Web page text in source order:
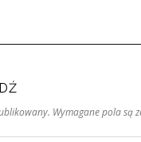
Wymagane pola są